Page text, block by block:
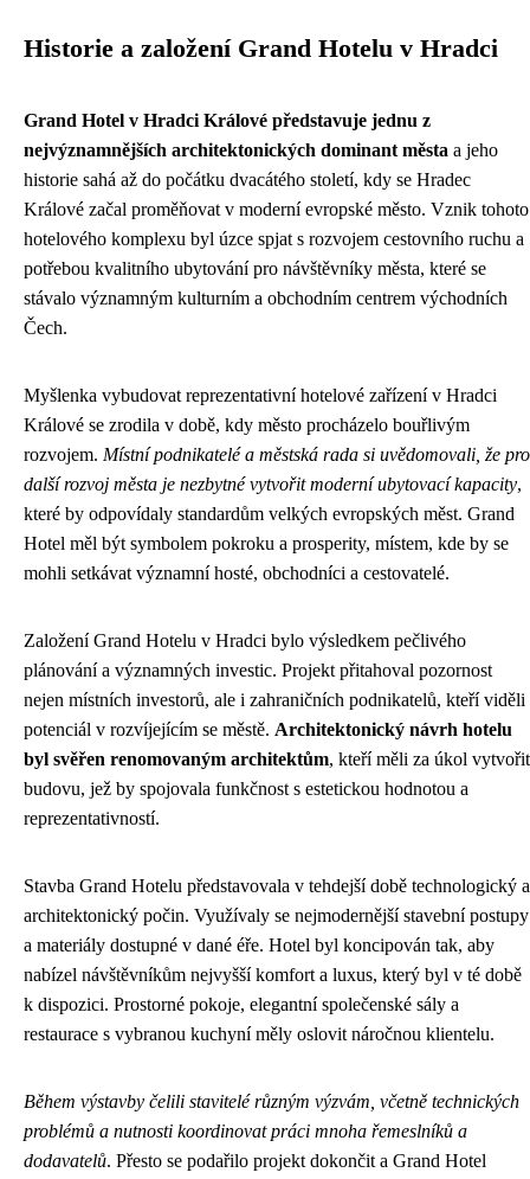
Historie a založení Grand Hotelu v Hradci
Grand Hotel v Hradci Králové představuje jednu z
nejvýznamnějších architektonických dominant města a jeho
historie sahá až do počátku dvacátého století, kdy se Hradec
Králové začal proměňovat v moderní evropské město. Vznik tohoto
hotelového komplexu byl úzce spjat s rozvojem cestovního ruchu a
potřebou kvalitního ubytování pro návštěvníky města, které se
stávalo významným kulturním a obchodním centrem východních
Čech.
Myšlenka vybudovat reprezentativní hotelové zařízení v Hradci
Králové se zrodila v době, kdy město procházelo bouřlivým
rozvojem. Místní podnikatelé a městská rada si uvědomovali, že pro
další rozvoj města je nezbytné vytvořit moderní ubytovací kapacity,
které by odpovídaly standardům velkých evropských měst. Grand
Hotel měl být symbolem pokroku a prosperity, místem, kde by se
mohli setkávat významní hosté, obchodníci a cestovatelé.
Založení Grand Hotelu v Hradci bylo výsledkem pečlivého
plánování a významných investic. Projekt přitahoval pozornost
nejen místních investorů, ale i zahraničních podnikatelů, kteří viděli
potenciál v rozvíjejícím se městě. Architektonický návrh hotelu
byl svěřen renomovaným architektům, kteří měli za úkol vytvořit
budovu, jež by spojovala funkčnost s estetickou hodnotou a
reprezentativností.
Stavba Grand Hotelu představovala v tehdejší době technologický a
architektonický počin. Využívaly se nejmodernější stavební postupy
a materiály dostupné v dané éře. Hotel byl koncipován tak, aby
nabízel návštěvníkům nejvyšší komfort a luxus, který byl v té době
k dispozici. Prostorné pokoje, elegantní společenské sály a
restaurace s vybranou kuchyní měly oslovit náročnou klientelu.
Během výstavby čelili stavitelé různým výzvám, včetně technických
problémů a nutnosti koordinovat práci mnoha řemeslníků a
dodavatelů. Přesto se podařilo projekt dokončit a Grand Hotel